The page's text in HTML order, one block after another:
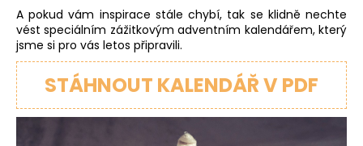
A pokud vám inspirace stále chybí, tak se klidně nechte
vést speciálním zážitkovým adventním kalendářem, který
jsme si pro vás letos připravili.
STÁHNOUT KALENDÁŘ V PDF